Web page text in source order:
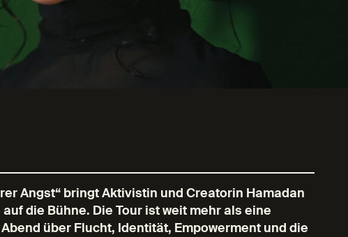
Angst“ bringt Aktivistin und Creatorin Hamadan
die Bühne. Die Tour ist weit mehr als eine
über Flucht, Identität, Empowerment und die